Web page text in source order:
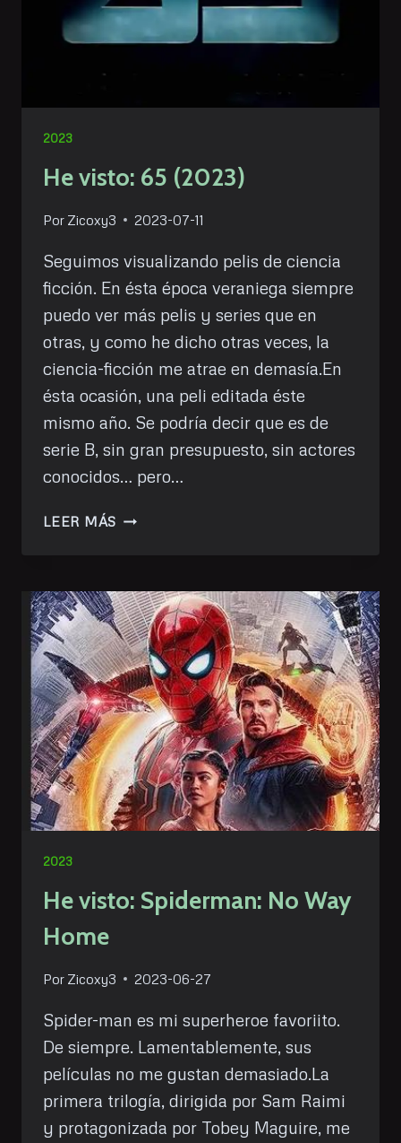
2023
He visto: 65 (2023)
Por Zicoxy3 2023-07-11
Seguimos visualizando pelis de ciencia
ficción. En ésta época veraniega siempre
puedo ver más pelis y series que en
otras, y como he dicho otras veces, la
ciencia-ficción me atrae en demasía.En
ésta ocasión, una peli editada éste
mismo año. Se podría decir que es de
serie B, sin gran presupuesto, sin actores
conocidos… pero…
LEER MÁS HE
2023
He visto: Spiderman: No Way
Home
Por Zicoxy3 2023-06-27
Spider-man es mi superheroe favoriito.
De siempre. Lamentablemente, sus
películas no me gustan demasiado.La
primera trilogía, dirigida por Sam Raimi
y protagonizada por Tobey Maguire, me